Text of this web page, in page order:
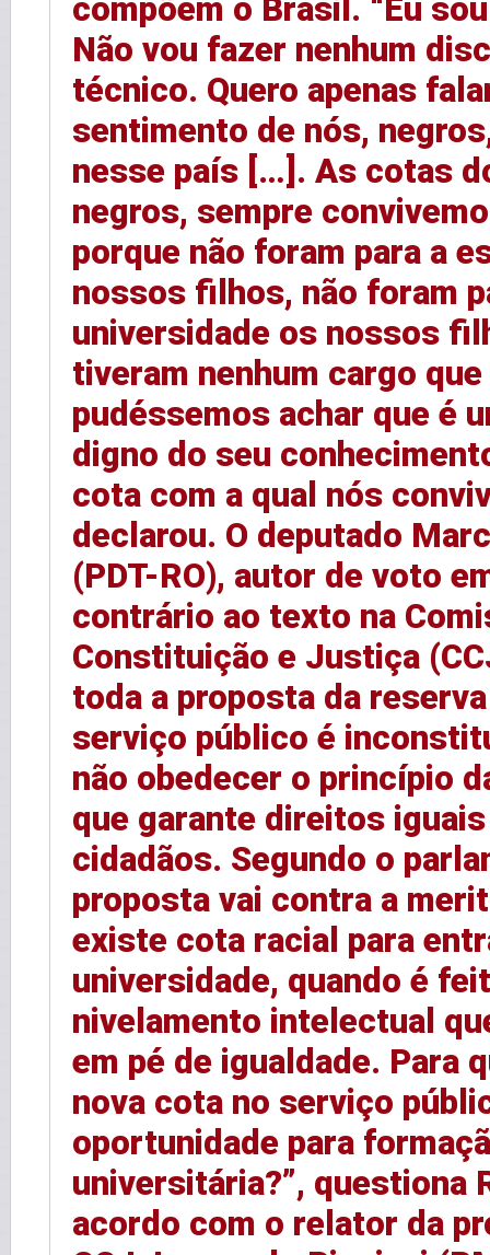
compõem o Brasil. “Eu
Não vou fazer nenhum
técnico. Quero apenas
sentimento de nós,
nesse país […]. As cotas
negros, sempre
porque não foram para a
nossos filhos, não foram
universidade os nossos
tiveram nenhum cargo que
pudéssemos achar que é
digno do seu
cota com a qual nós
declarou. O deputado
(PDT-RO), autor de voto
contrário ao texto na
Constituição e Justiça
toda a proposta da
serviço público é
não obedecer o princípio
que garante direitos
cidadãos. Segundo o
proposta vai contra a
existe cota racial para
universidade, quando é
nivelamento intelectual
em pé de igualdade. Para
nova cota no serviço
oportunidade para
universitária?”, questiona
acordo com o relator da